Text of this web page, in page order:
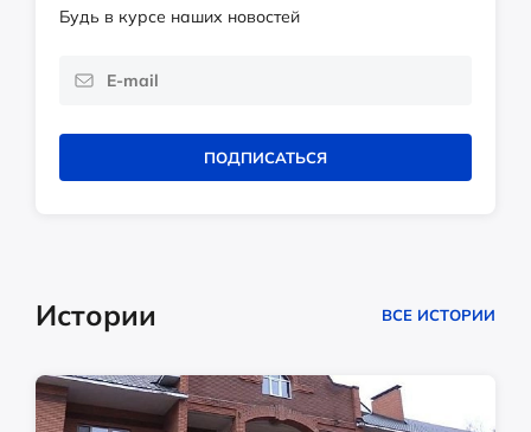
Будь в курсе наших новостей
ПОДПИСАТЬСЯ
Истории ВСЕ ИСТОРИИ